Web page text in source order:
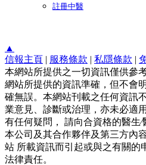
註冊中醫
▲
信報主頁 | 服務條款 | 私隱條款 |
本網站所提供之一切資訊僅供參
網站所提供的資訊準確，但不會
確無誤。本網站刊載之任何資訊
業意見、診斷或治理，亦未必適
有任何疑問， 請向合資格的醫生∕
本公司及其合作夥伴及第三方內
站 所載資訊而引起或與之有關的
法律責任。